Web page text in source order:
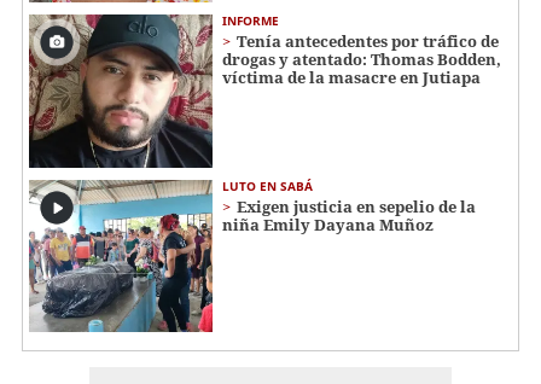
INFORME
Tenía antecedentes por tráfico de
drogas y atentado: Thomas Bodden,
víctima de la masacre en Jutiapa
LUTO EN SABÁ
Exigen justicia en sepelio de la
niña Emily Dayana Muñoz